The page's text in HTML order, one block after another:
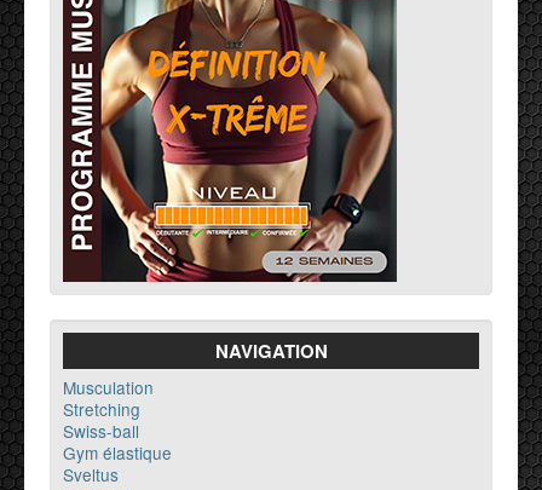
NAVIGATION
Musculation
Stretching
Swiss-ball
Gym élastique
Sveltus